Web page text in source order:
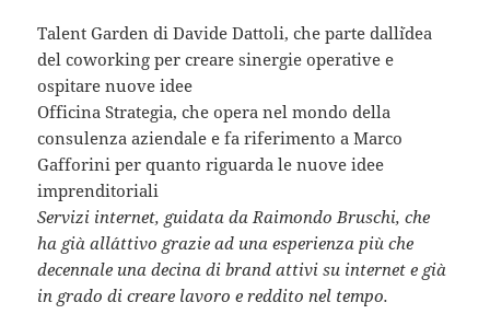
Talent Garden di Davide Dattoli, che parte dall´idea
del coworking per creare sinergie operative e
ospitare nuove idee
Officina Strategia, che opera nel mondo della
consulenza aziendale e fa riferimento a Marco
Gafforini per quanto riguarda le nuove idee
imprenditoriali
Servizi internet, guidata da Raimondo Bruschi, che
ha già all´attivo grazie ad una esperienza più che
decennale una decina di brand attivi su internet e già
in grado di creare lavoro e reddito nel tempo.